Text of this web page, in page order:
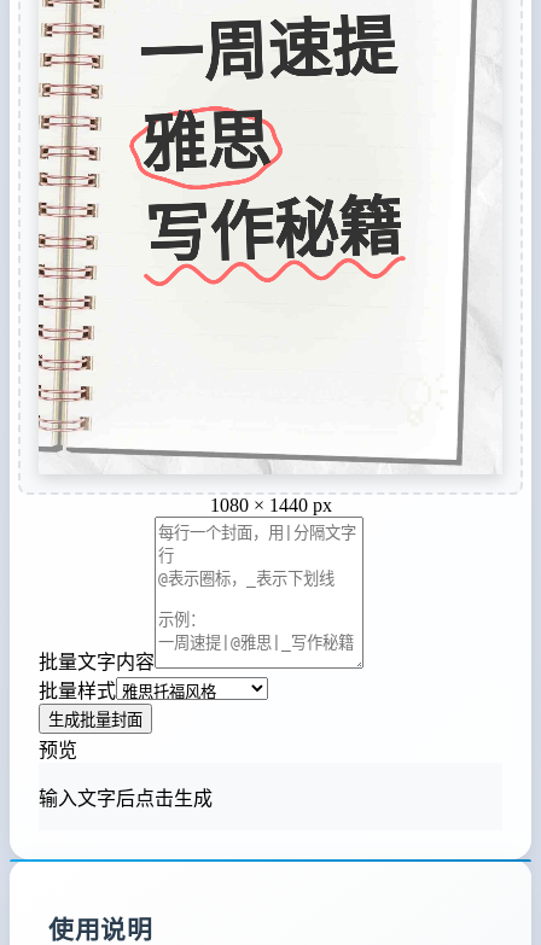
1080 × 1440 px
批量文字内容
批量样式
生成批量封面
预览
输入文字后点击生成
使用说明